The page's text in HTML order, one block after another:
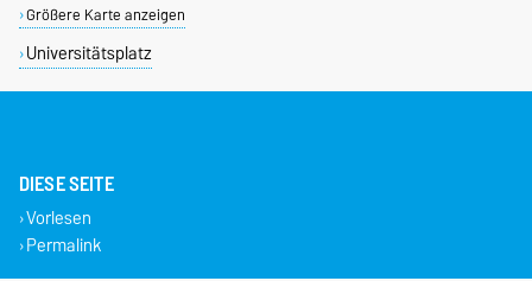
Größere Karte anzeigen
Universitätsplatz
DIESE SEITE
Vorlesen
Permalink